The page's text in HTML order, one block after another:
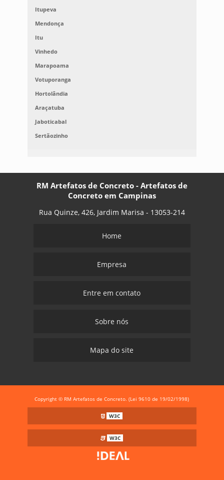
Itupeva
Mendonça
Itu
Vinhedo
Marapoama
Votuporanga
Hortolândia
Araçatuba
Jaboticabal
Sertãozinho
RM Artefatos de Concreto - Artefatos de
Concreto em Campinas
Rua Quinze, 426, Jardim Marisa - 13053-214
Home
Empresa
Entre em contato
Sobre nós
Mapa do site
Copyright © RM Artefatos de Concreto. (Lei 9610 de 19/02/1998)
W3C
W3C